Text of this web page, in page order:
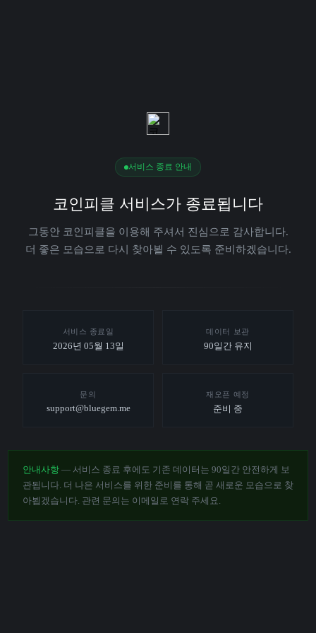
서비스 종료 안내
코인피클 서비스가 종료됩니다
그동안 코인피클을 이용해 주셔서 진심으로 감사합니다.
더 좋은 모습으로 다시 찾아뵐 수 있도록 준비하겠습니다.
서비스 종료일
2026년 05월 13일
데이터 보관
90일간 유지
문의
support@bluegem.me
재오픈 예정
준비 중
안내사항 — 서비스 종료 후에도 기존 데이터는 90일간 안전하게 보
관됩니다. 더 나은 서비스를 위한 준비를 통해 곧 새로운 모습으로 찾
아뵙겠습니다. 관련 문의는 이메일로 연락 주세요.